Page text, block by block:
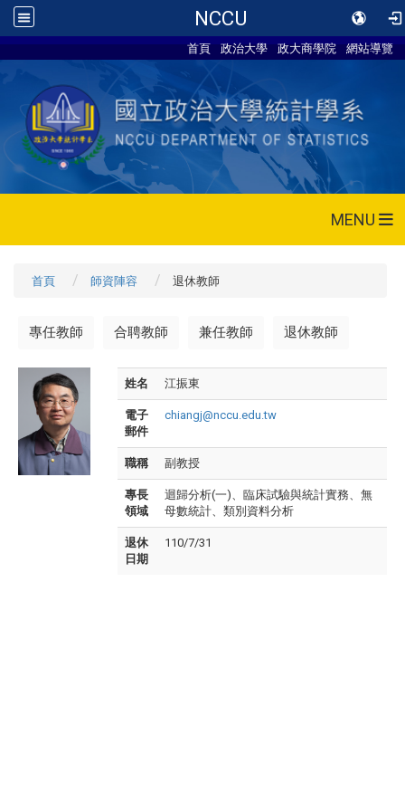
NCCU
首頁 政治大學 政大商學院 網站導覽
MENU
首頁 師資陣容 退休教師
專任教師 合聘教師 兼任教師 退休教師
姓名 江振東
電子
郵件
chiangj@nccu.edu.tw
職稱 副教授
專長
領域
迴歸分析(一)、臨床試驗與統計實務、無
母數統計、類別資料分析
退休
日期
110/7/31